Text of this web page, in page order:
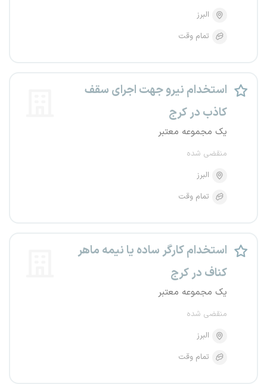
البرز
تمام وقت
استخدام نیرو جهت اجرای سقف
کاذب در کرج
یک مجموعه معتبر
منقضی شده
البرز
تمام وقت
استخدام کارگر ساده یا نیمه ماهر
کناف در کرج
یک مجموعه معتبر
منقضی شده
البرز
تمام وقت